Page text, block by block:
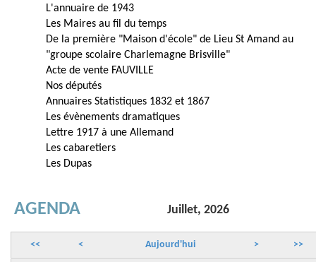
L'annuaire de 1943
Les Maires au fil du temps
De la première "Maison d'école" de Lieu St Amand au
"groupe scolaire Charlemagne Brisville"
Acte de vente FAUVILLE
Nos députés
Annuaires Statistiques 1832 et 1867
Les évènements dramatiques
Lettre 1917 à une Allemand
Les cabaretiers
Les Dupas
AGENDA Juillet, 2026
<< < Aujourd'hui > >>